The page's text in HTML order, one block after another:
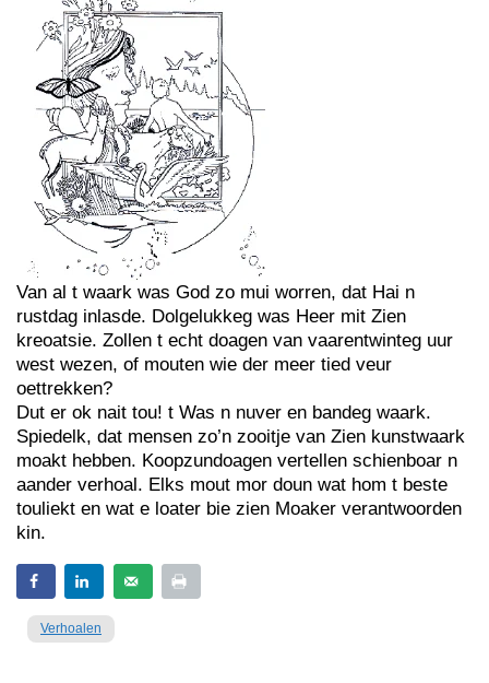
Van al t waark was God zo mui worren, dat Hai n
rustdag inlasde. Dolgelukkeg was Heer mit Zien
kreoatsie. Zollen t echt doagen van vaarentwinteg uur
west wezen, of mouten wie der meer tied veur
oettrekken?
Dut er ok nait tou! t Was n nuver en bandeg waark.
Spiedelk, dat mensen zo’n zooitje van Zien kunstwaark
moakt hebben. Koopzundoagen vertellen schienboar n
aander verhoal. Elks mout mor doun wat hom t beste
touliekt en wat e loater bie zien Moaker verantwoorden
kin.
Verhoalen